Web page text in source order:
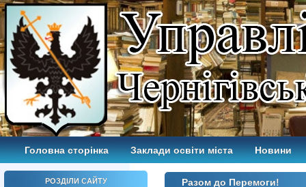
Головна сторінка Заклади освіти міста Новини
РОЗДІЛИ САЙТУ Разом до Перемоги!